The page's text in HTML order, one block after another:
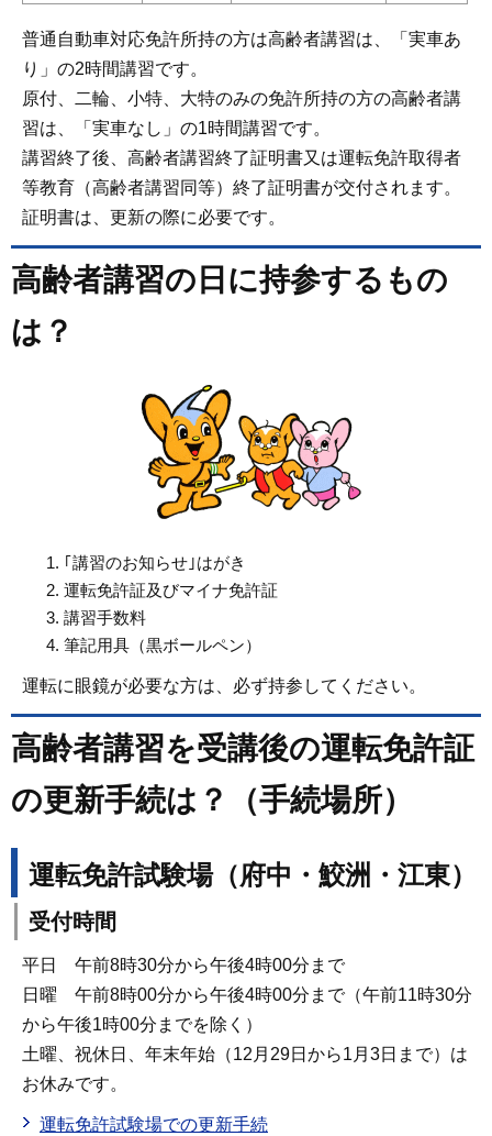
普通自動車対応免許所持の方は高齢者講習は、「実車あ
り」の2時間講習です。
原付、二輪、小特、大特のみの免許所持の方の高齢者講
習は、「実車なし」の1時間講習です。
講習終了後、高齢者講習終了証明書又は運転免許取得者
等教育（高齢者講習同等）終了証明書が交付されます。
証明書は、更新の際に必要です。
高齢者講習の日に持参するもの
は？
｢講習のお知らせ｣はがき
運転免許証及びマイナ免許証
講習手数料
筆記用具（黒ボールペン）
運転に眼鏡が必要な方は、必ず持参してください。
高齢者講習を受講後の運転免許証
の更新手続は？（手続場所）
運転免許試験場（府中・鮫洲・江東）
受付時間
平日 午前8時30分から午後4時00分まで
日曜 午前8時00分から午後4時00分まで（午前11時30分
から午後1時00分までを除く）
土曜、祝休日、年末年始（12月29日から1月3日まで）は
お休みです。
運転免許試験場での更新手続